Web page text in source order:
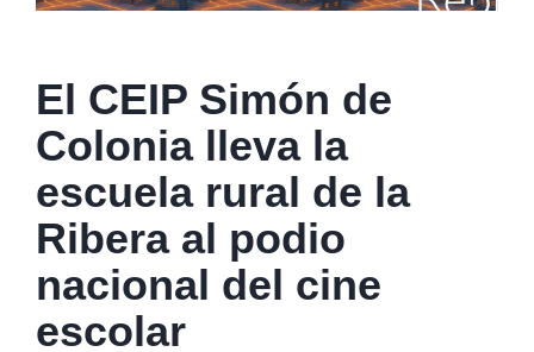
El CEIP Simón de
Colonia lleva la
escuela rural de la
Ribera al podio
nacional del cine
escolar